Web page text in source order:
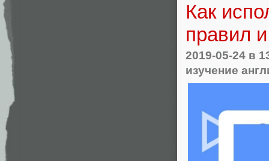
Как
правил
2019-05-24 в
изучение